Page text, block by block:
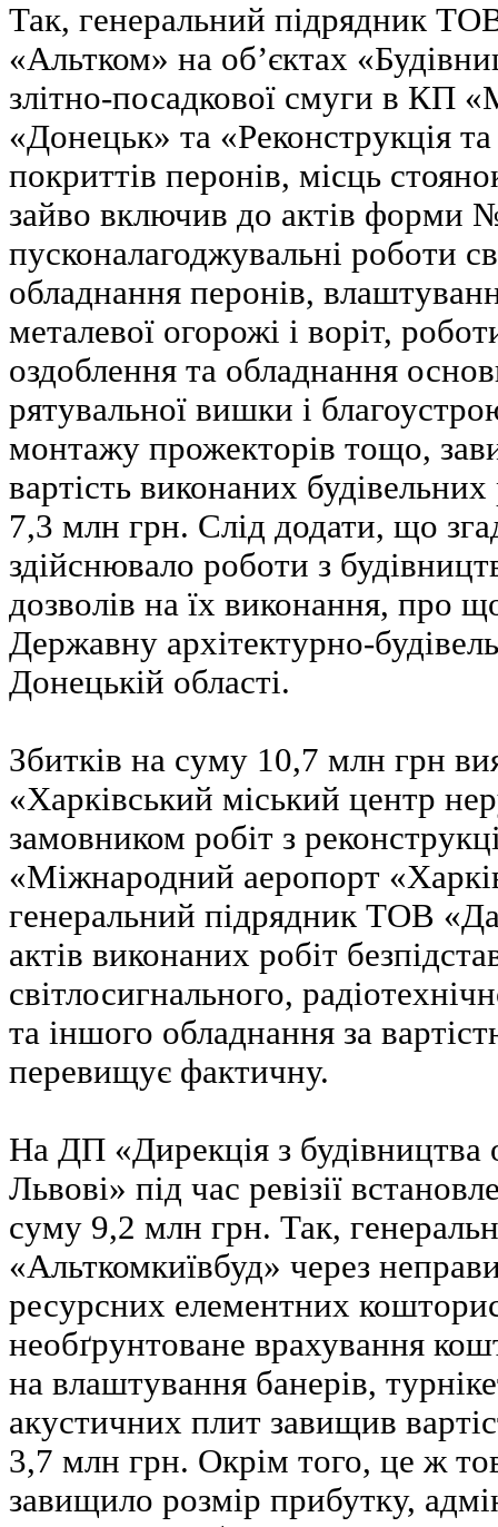
Так, генеральний підрядник
«Альтком» на об’єктах
злітно-посадкової смуги в КП
«Донецьк» та «Реконструкція
покриттів перонів, місць
зайво включив до актів форми
пусконалагоджувальні роботи
обладнання перонів,
металевої огорожі і воріт,
оздоблення та обладнання
рятувальної вишки і
монтажу прожекторів тощо,
вартість виконаних
7,3 млн грн. Слід додати, що
здійснювало роботи з
дозволів на їх виконання, про
Державну архітектурно-
Донецькій області.
Збитків на суму 10,7 млн грн
«Харківський міський центр
замовником робіт з
«Міжнародний аеропорт
генеральний підрядник ТОВ
актів виконаних робіт
світлосигнального,
та іншого обладнання за
перевищує фактичну.
На ДП «Дирекція з
Львові» під час ревізії
суму 9,2 млн грн. Так,
«Альткомкиївбуд» через
ресурсних елементних
необґрунтоване врахування
на влаштування банерів,
акустичних плит завищив
3,7 млн грн. Окрім того, це ж
завищило розмір прибутку,